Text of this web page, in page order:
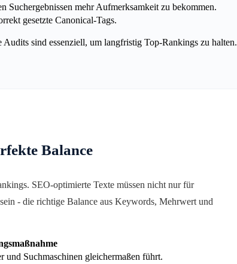
Suchergebnissen mehr Aufmerksamkeit zu bekommen.
gesetzte Canonical-Tags.
Audits sind essenziell, um langfristig Top-Rankings zu halten.
Balance
SEO-optimierte Texte müssen nicht nur für
- die richtige Balance aus Keywords, Mehrwert und
Suchmaschinen gleichermaßen führt.